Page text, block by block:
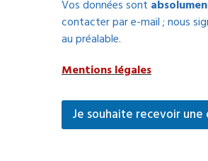
Vos données sont
contacter par e-mail ; nous
au préalable.
Mentions légales
Je souhaite recevoir une